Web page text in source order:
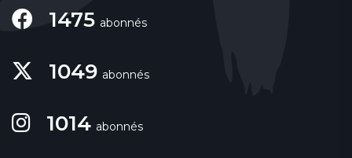
1475 abonnés
1049 abonnés
1014 abonnés